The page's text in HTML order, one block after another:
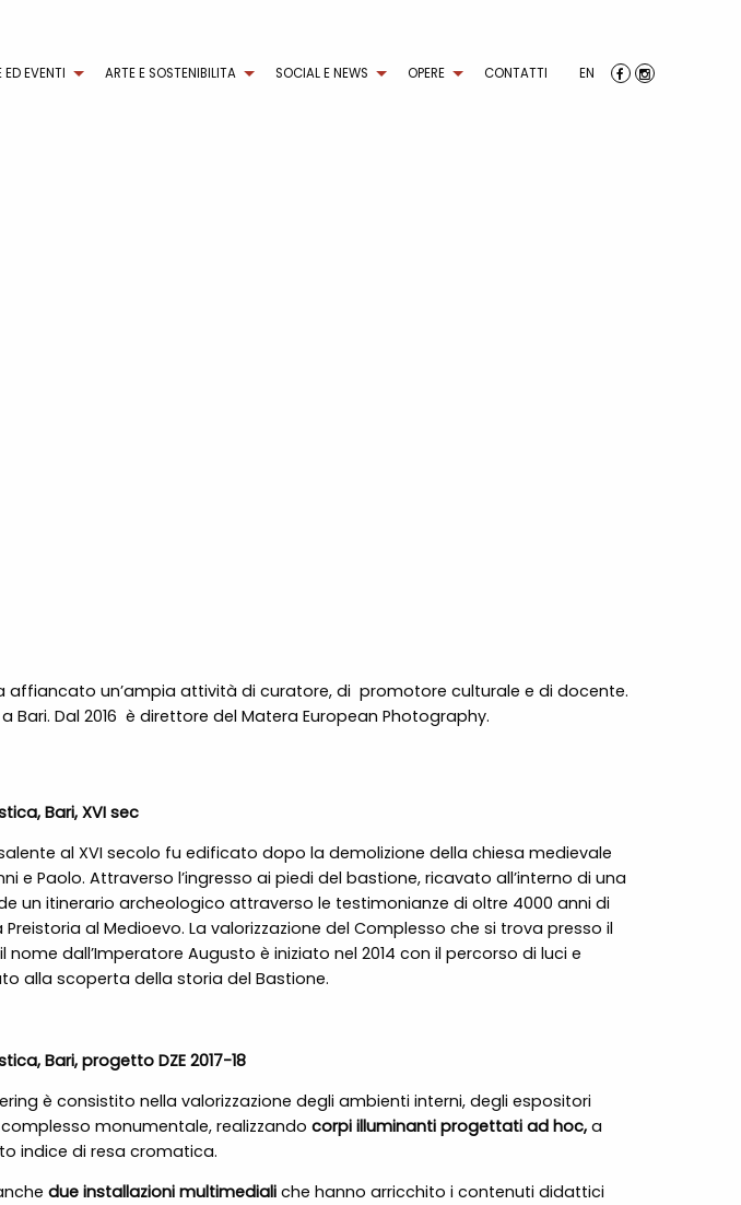
ED EVENTI ARTE E SOSTENIBILITA SOCIAL E NEWS OPERE CONTATTI EN
un’ampia attività di curatore, di promotore culturale e di docente.
Bari. Dal 2016 è direttore del Matera European Photography.
Bari, XVI sec
al XVI secolo fu edificato dopo la demolizione della chiesa medievale
e Paolo. Attraverso l’ingresso ai piedi del bastione, ricavato all’interno di una
un itinerario archeologico attraverso le testimonianze di oltre 4000 anni di
al Medioevo. La valorizzazione del Complesso che si trova presso il
nome dall’Imperatore Augusto è iniziato nel 2014 con il percorso di luci e
alla scoperta della storia del Bastione.
Bari, progetto DZE 2017-18
è consistito nella valorizzazione degli ambienti interni, degli espositori
monumentale, realizzando corpi illuminanti progettati ad hoc,a
indice di resa cromatica.
due installazioni multimedialiche hanno arricchito i contenuti didattici